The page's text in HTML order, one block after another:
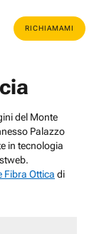
RICHIAMAMI
del Monte
Palazzo
in tecnologia
Fibra Ottica di